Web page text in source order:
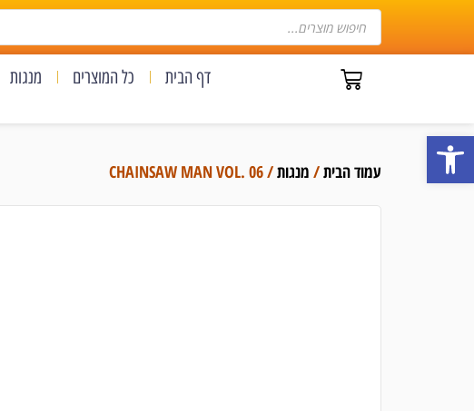
פתח סרגל נגישות
דף הבית כל המוצרים מנגות
עמוד הבית/ מנגות/ CHAINSAW MAN VOL. 06